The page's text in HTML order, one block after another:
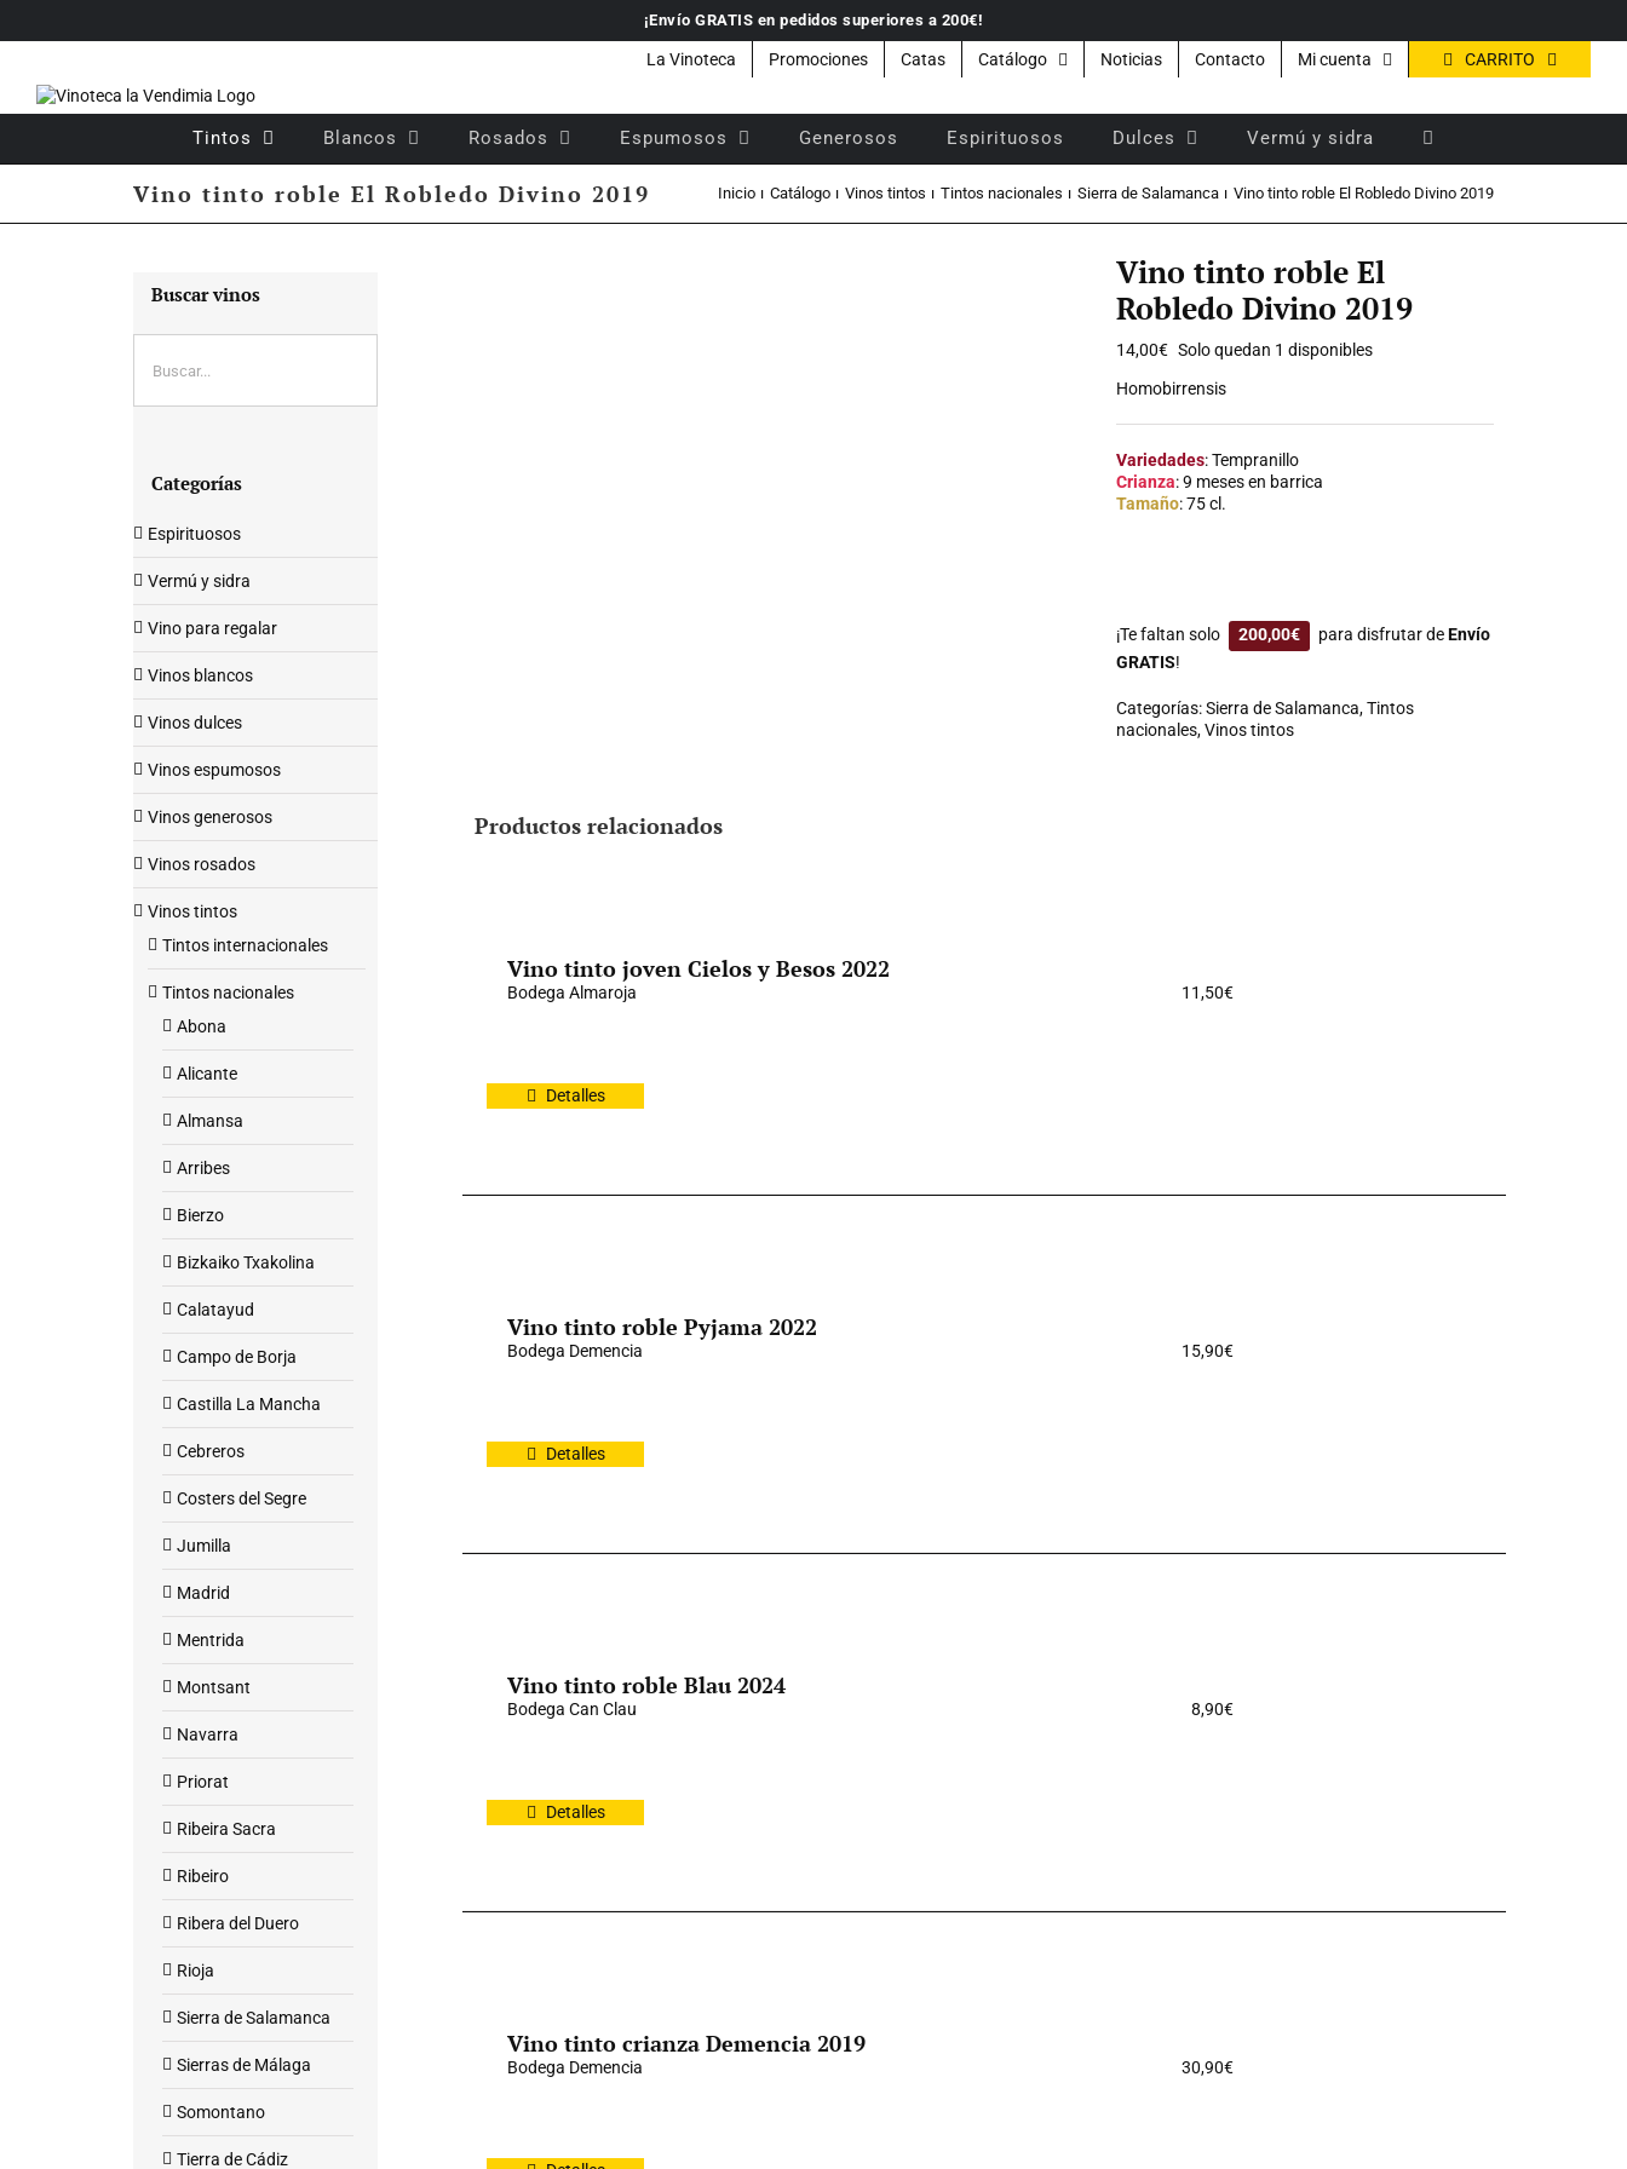
¡Envío GRATIS en pedidos superiores a 200€!
La Vinoteca Promociones Catas Catálogo Noticias Contacto Mi cuenta CARRITO
Tintos Blancos Rosados Espumosos Generosos Espirituosos Dulces Vermú y sidra
Vino tinto roble El Robledo Divino 2019 Inicio Catálogo Vinos tintos Tintos nacionales Sierra de Salamanca Vino tinto roble El Robledo Divino 2019
Vino tinto roble El
Robledo Divino 2019
14,00€ Solo quedan 1 disponibles
Homobirrensis
Variedades: Tempranillo
Crianza: 9 meses en barrica
Tamaño: 75 cl.
¡Te faltan solo 200,00€ para disfrutar deEnvío
GRATIS!
Categorías:Sierra de Salamanca,Tintos
nacionales,Vinos tintos
Productos relacionados
Vino tinto joven Cielos y Besos 2022
Bodega Almaroja 11,50€
Detalles
Vino tinto roble Pyjama 2022
Bodega Demencia 15,90€
Detalles
Vino tinto roble Blau 2024
Bodega Can Clau 8,90€
Detalles
Vino tinto crianza Demencia 2019
Bodega Demencia 30,90€
Buscar vinos
Categorías
Espirituosos
Vermú y sidra
Vino para regalar
Vinos blancos
Vinos dulces
Vinos espumosos
Vinos generosos
Vinos rosados
Vinos tintos
Tintos internacionales
Tintos nacionales
Abona
Alicante
Almansa
Arribes
Bierzo
Bizkaiko Txakolina
Calatayud
Campo de Borja
Castilla La Mancha
Cebreros
Costers del Segre
Jumilla
Madrid
Mentrida
Montsant
Navarra
Priorat
Ribeira Sacra
Ribeiro
Ribera del Duero
Rioja
Sierra de Salamanca
Sierras de Málaga
Somontano
Tierra de Cádiz